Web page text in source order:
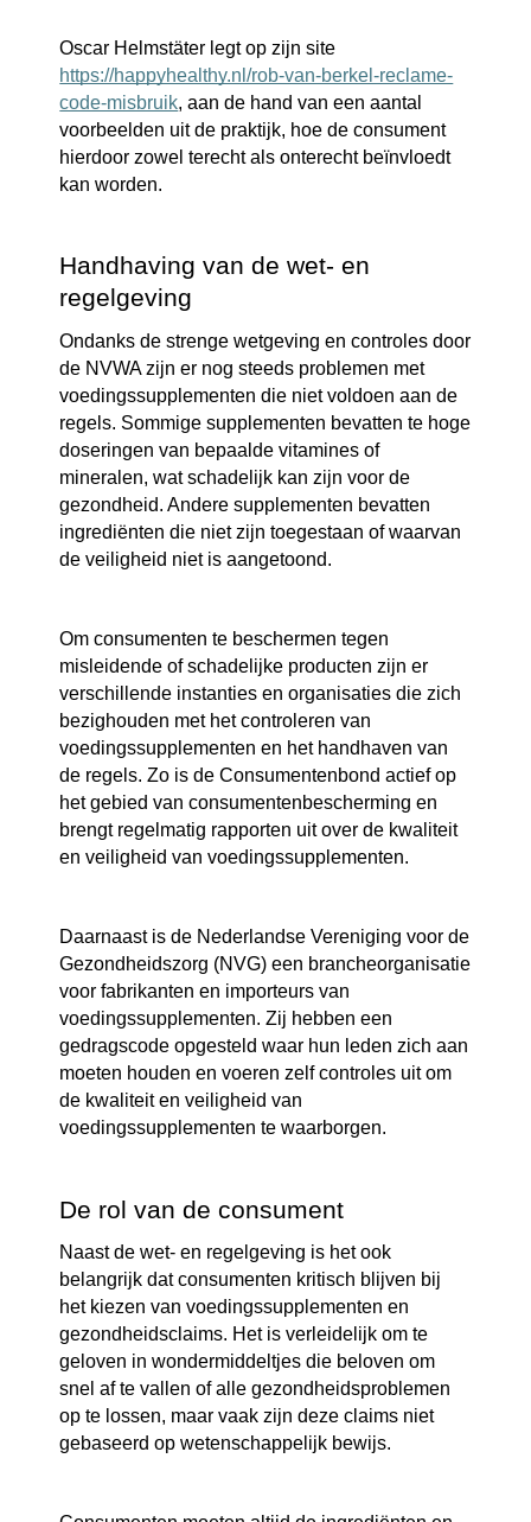
Oscar Helmstäter legt op zijn site
https://happyhealthy.nl/rob-van-berkel-reclame-
code-misbruik, aan de hand van een aantal
voorbeelden uit de praktijk, hoe de consument
hierdoor zowel terecht als onterecht beïnvloedt
kan worden.
Handhaving van de wet- en
regelgeving
Ondanks de strenge wetgeving en controles door
de NVWA zijn er nog steeds problemen met
voedingssupplementen die niet voldoen aan de
regels. Sommige supplementen bevatten te hoge
doseringen van bepaalde vitamines of
mineralen, wat schadelijk kan zijn voor de
gezondheid. Andere supplementen bevatten
ingrediënten die niet zijn toegestaan of waarvan
de veiligheid niet is aangetoond.
Om consumenten te beschermen tegen
misleidende of schadelijke producten zijn er
verschillende instanties en organisaties die zich
bezighouden met het controleren van
voedingssupplementen en het handhaven van
de regels. Zo is de Consumentenbond actief op
het gebied van consumentenbescherming en
brengt regelmatig rapporten uit over de kwaliteit
en veiligheid van voedingssupplementen.
Daarnaast is de Nederlandse Vereniging voor de
Gezondheidszorg (NVG) een brancheorganisatie
voor fabrikanten en importeurs van
voedingssupplementen. Zij hebben een
gedragscode opgesteld waar hun leden zich aan
moeten houden en voeren zelf controles uit om
de kwaliteit en veiligheid van
voedingssupplementen te waarborgen.
De rol van de consument
Naast de wet- en regelgeving is het ook
belangrijk dat consumenten kritisch blijven bij
het kiezen van voedingssupplementen en
gezondheidsclaims. Het is verleidelijk om te
geloven in wondermiddeltjes die beloven om
snel af te vallen of alle gezondheidsproblemen
op te lossen, maar vaak zijn deze claims niet
gebaseerd op wetenschappelijk bewijs.